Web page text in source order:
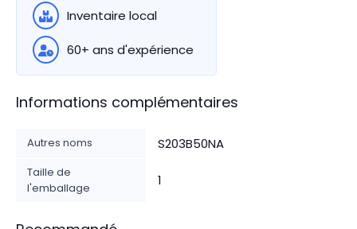
Inventaire local
60+ ans d'expérience
Informations complémentaires
Autres noms S203B50NA
Taille de
l'emballage
1